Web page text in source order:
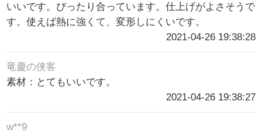
いいです。ぴったり合っています。仕上げがよさそうで
す。使えば熱に強くて、変形しにくいです。
2021-04-26 19:38:28
竜慶の侠客
素材：とてもいいです。
2021-04-26 19:38:27
w**9